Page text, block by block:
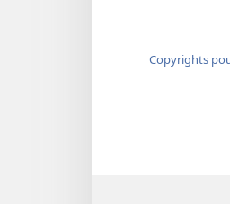
Copyrights